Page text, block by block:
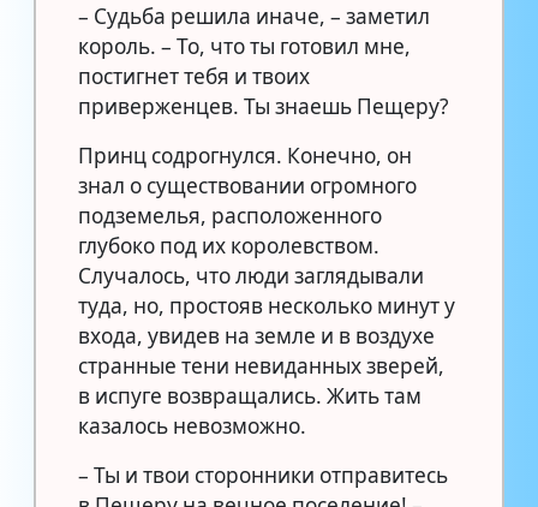
– Судьба решила иначе, – заметил
король. – То, что ты готовил мне,
постигнет тебя и твоих
приверженцев. Ты знаешь Пещеру?
Принц содрогнулся. Конечно, он
знал о существовании огромного
подземелья, расположенного
глубоко под их королевством.
Случалось, что люди заглядывали
туда, но, простояв несколько минут у
входа, увидев на земле и в воздухе
странные тени невиданных зверей,
в испуге возвращались. Жить там
казалось невозможно.
– Ты и твои сторонники отправитесь